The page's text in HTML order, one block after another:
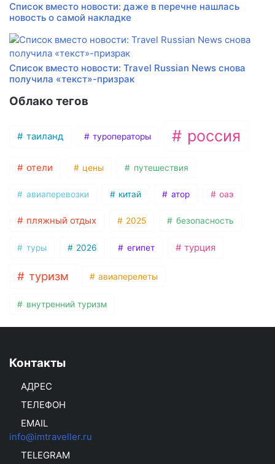
Список вместо новости: даже в перечне нашлась
новость о самой накладке
Список вместо новости: Travel Russian News снова
получила «текст»-призрак
Облако тегов
таиланд туроператоры россия
отели цены путешествия
авиаперевозки китай атор оаэ
пляжный отдых 2025 безопасность
туры 2026 египет турция
туризм авиаперелеты
внутренний туризм
Контакты
АДРЕС
ТЕЛЕФОН
EMAIL
info@imtraveller.ru
TELEGRAM